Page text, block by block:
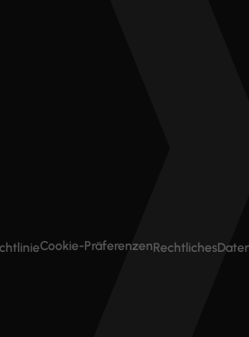
Cookie-PräferenzenRechtliches